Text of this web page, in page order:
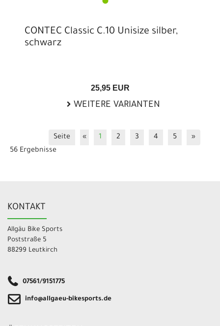
CONTEC Classic C.10 Unisize silber,
schwarz
25,95 EUR
WEITERE VARIANTEN
Seite « 1 2 3 4 5
»
56 Ergebnisse
KONTAKT
Allgäu Bike Sports
Poststraße 5
88299 Leutkirch
07561/9151775
info@allgaeu-bikesports.de